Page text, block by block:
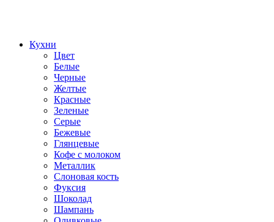
Кухни
Цвет
Белые
Черные
Желтые
Красные
Зеленые
Серые
Бежевые
Глянцевые
Кофе с молоком
Металлик
Слоновая кость
Фуксия
Шоколад
Шампань